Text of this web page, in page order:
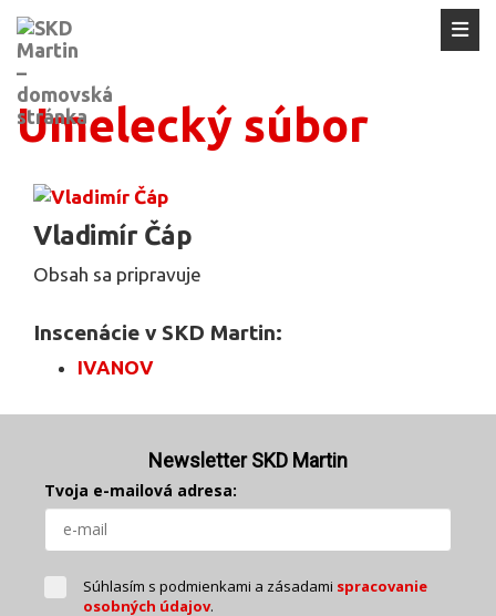
Umelecký súbor
Vladimír Čáp
Obsah sa pripravuje
Inscenácie v SKD Martin:
IVANOV
Newsletter SKD Martin
Tvoja e-mailová adresa:
Súhlasím s podmienkami a zásadami spracovanie
osobných údajov.